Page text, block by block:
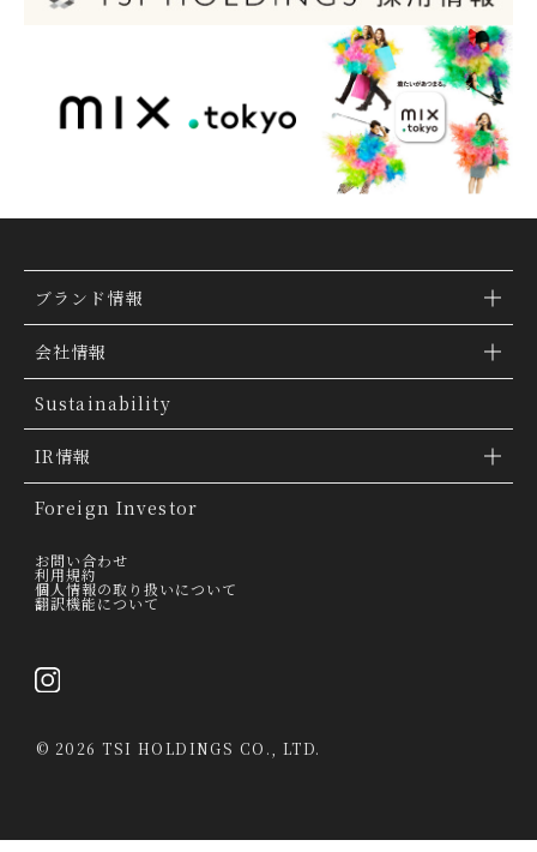
ブランド情報
ブランド検索
ブランドトピックス
「ファッションの力を信じよう」
THE MOVIE
会社情報
TSI トピックス
会社概要
会社沿革
グループ会社
経営理念
採用情報
Sustainability
IR情報
IR情報
IR トピックス
IRライブラリー
決算説明会資料
Foreign Investor
お問い合わせ
利用規約
個人情報の取り扱いについて
翻訳機能について
© 2026 TSI HOLDINGS CO., LTD.